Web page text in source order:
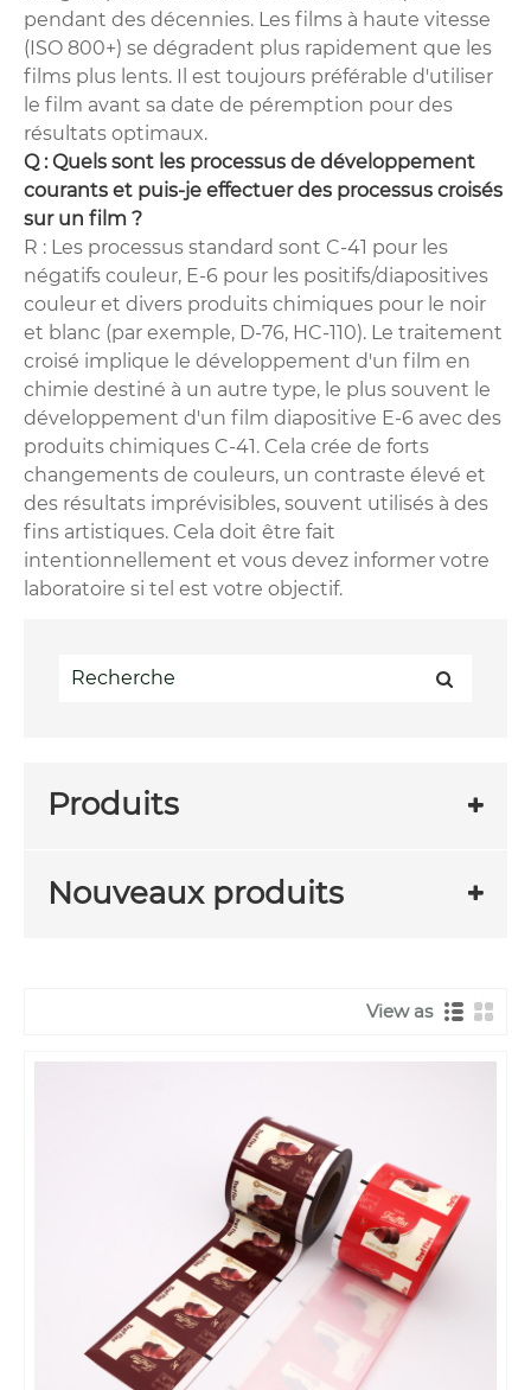
pendant des décennies. Les films à haute vitesse
(ISO 800+) se dégradent plus rapidement que les
films plus lents. Il est toujours préférable d'utiliser
le film avant sa date de péremption pour des
résultats optimaux.
Q : Quels sont les processus de développement
courants et puis-je effectuer des processus croisés
sur un film ?
R : Les processus standard sont C-41 pour les
négatifs couleur, E-6 pour les positifs/diapositives
couleur et divers produits chimiques pour le noir
et blanc (par exemple, D-76, HC-110). Le traitement
croisé implique le développement d'un film en
chimie destiné à un autre type, le plus souvent le
développement d'un film diapositive E-6 avec des
produits chimiques C-41. Cela crée de forts
changements de couleurs, un contraste élevé et
des résultats imprévisibles, souvent utilisés à des
fins artistiques. Cela doit être fait
intentionnellement et vous devez informer votre
laboratoire si tel est votre objectif.
Produits
Nouveaux produits
View as